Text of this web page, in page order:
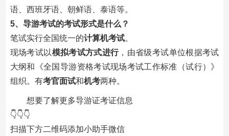
语、西班牙语、朝鲜语、泰语等。
5、导游考试的考试形式是什么？
笔试实行全国统一的计算机考试。
现场考试以模拟考试方式进行，由省级考试单位根据考试
大纲和《全国导游资格考试现场考试工作标准（试行）》
组织。有考官面试和机考两种。
想要了解更多导游证考证信息
👇👇👇
扫描下方二维码添加小助手微信